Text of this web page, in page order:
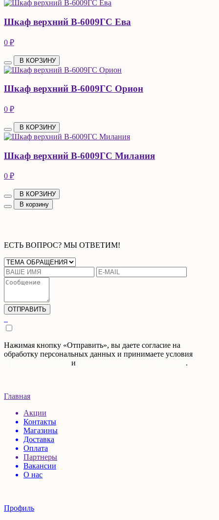
Шкаф верхний В-6009ГС Ева
0 ₽
В КОРЗИНУ
Шкаф верхний В-6009ГС Орион
0 ₽
В КОРЗИНУ
Шкаф верхний В-6009ГС Милания
0 ₽
В КОРЗИНУ
В корзину
ЕСТЬ ВОПРОС? МЫ ОТВЕТИМ!
Нажимая кнопку «Отправить», вы даете согласие на
обработку персональных данных и принимаете условия
и .
Главная
Акции
Контакты
Магазины
Доставка
Оплата
Партнеры
Вакансии
О нас
Профиль